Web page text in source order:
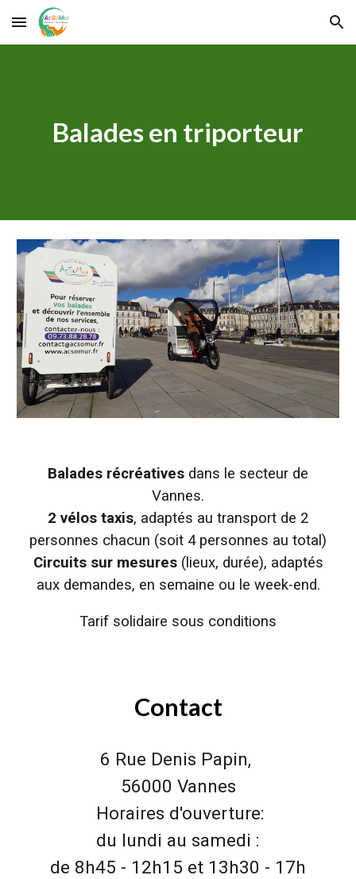
Skip to main content Skip to navigation
Balades en triporteur
Balades récréatives dans le secteur de
Vannes.
2 vélos taxis, adaptés au transport de 2
personnes chacun (soit 4 personnes au total)
Circuits sur mesures(lieux, durée), adaptés
aux demandes, en semaine ou le week-end.
Tarif solidaire sous conditions
Contact
6 Rue Denis Papin,
56000 Vannes
Horaires d'ouverture:
du lundi au samedi :
de 8h45 - 12h15 et 13h30 - 17h